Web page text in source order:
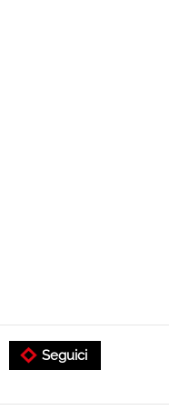
Seguici